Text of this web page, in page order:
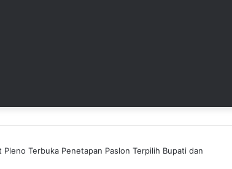
Pleno Terbuka Penetapan Paslon Terpilih Bupati dan